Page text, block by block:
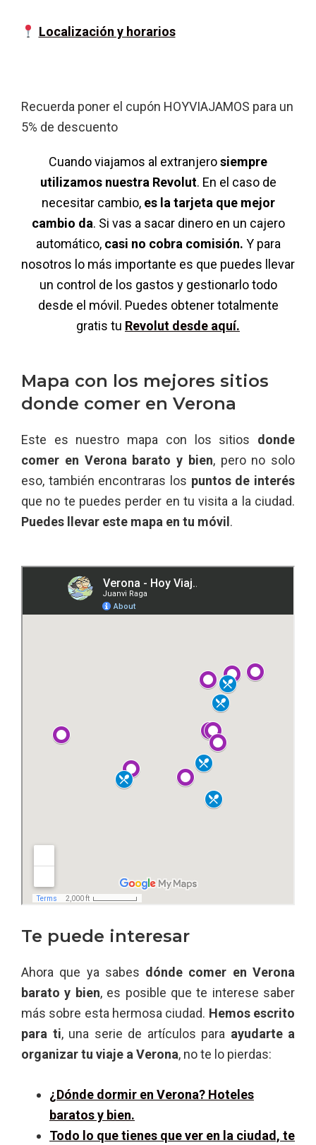
Localización y horarios
Recuerda poner el cupón HOYVIAJAMOS para un
5% de descuento
Cuando viajamos al extranjerosiempre
utilizamos nuestra Revolut. En el caso de
necesitar cambio, es la tarjeta que mejor
cambio da. Si vas a sacar dinero en un cajero
automático, casi no cobra comisión. Y para
nosotros lo más importante es que puedes llevar
un control de los gastos y gestionarlo todo
desde el móvil. Puedes obtener totalmente
gratis tu Revolut desde aquí.
Mapa con los mejores sitios
donde comer en Verona
Este es nuestro mapa con los sitios donde
comer en Verona barato y bien, pero no solo
eso, también encontraras los puntos de interés
que no te puedes perder en tu visita a la ciudad.
Puedes llevar este mapa en tu móvil .
Te puede interesar
Ahora que ya sabes dónde comer en Verona
barato y bien, es posible que te interese saber
más sobre esta hermosa ciudad. Hemos escrito
para ti, una serie de artículos para ayudarte a
organizar tu viaje a Verona, no te lo pierdas:
¿Dónde dormir en Verona? Hoteles
baratos y bien.
Todo lo que tienes que ver en la ciudad, te